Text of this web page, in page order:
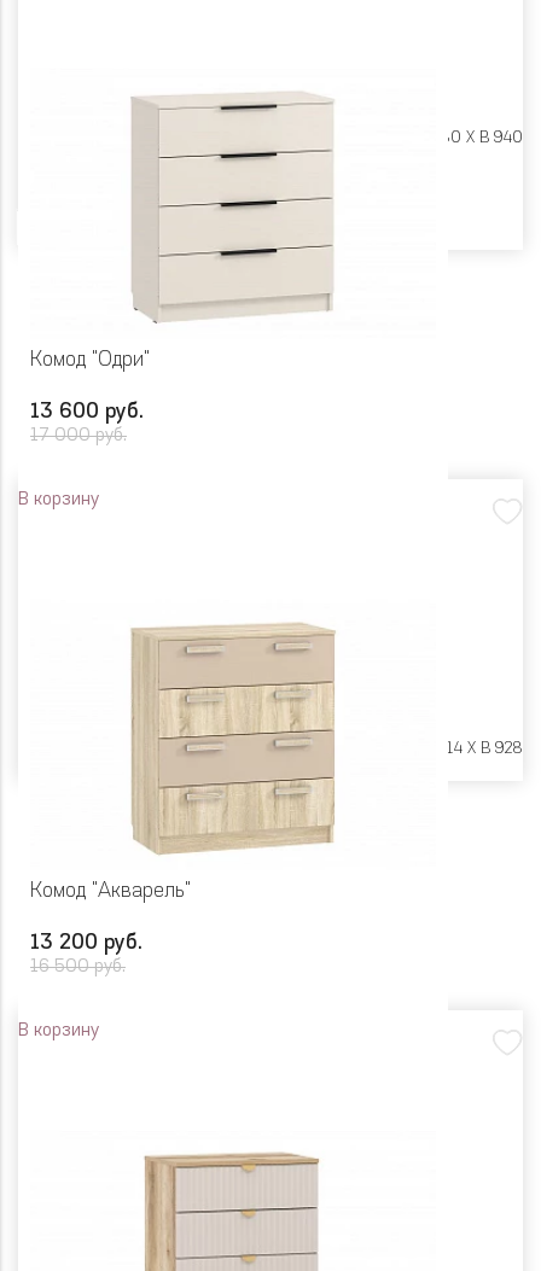
Ш 802 X Г 380 X В 940
Комод "Одри"
13 600 руб.
17 000 руб.
В корзину
Ш 804 X Г 414 X В 928
Комод "Акварель"
13 200 руб.
16 500 руб.
В корзину